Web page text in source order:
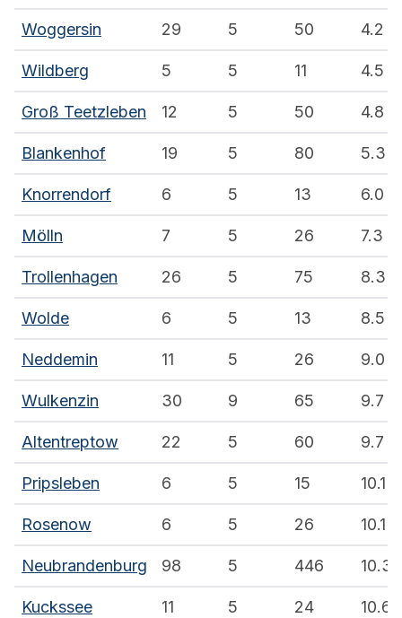
Woggersin 29 5 50 4.2
Wildberg 5 5 11 4.5
Groß Teetzleben 12 5 50 4.8
Blankenhof 19 5 80 5.3
Knorrendorf 6 5 13 6.0
Mölln 7 5 26 7.3
Trollenhagen 26 5 75 8.3
Wolde 6 5 13 8.5
Neddemin 11 5 26 9.0
Wulkenzin 30 9 65 9.7
Altentreptow 22 5 60 9.7
Pripsleben 6 5 15 10.1
Rosenow 6 5 26 10.1
Neubrandenburg 98 5 446 10.3
Kuckssee 11 5 24 10.6